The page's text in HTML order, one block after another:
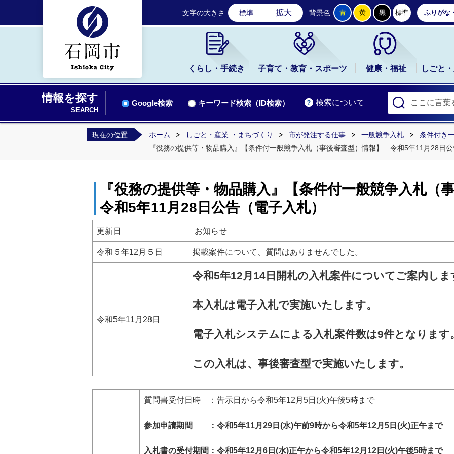
石岡市公式ホームページ
文字の大きさ 標準 拡大 背景色 青 黄 黒 標準 ふりがな
くらし・手続き 子育て・教育・スポーツ 健康・福祉 しごと
情報を探す
SEARCH
検索について
Google検索 キーワード検索（ID検索）
現在の位置 ホーム しごと・産業 ・まちづくり 市が発注する仕事 一般競争入札
条件付き
『役務の提供等・物品購入』【条件付一般競争入札（事後審査型）情報】 令和5年11月28日
『役務の提供等・物品購入』【条件付一般競争入札
令和5年11月28日公告（電子入札）
更新日 お知らせ
令和５年12月５日 掲載案件について、質問はありませんでした。
令和5年11月28日
令和5年12月14 日 開札の入札案件についてご案内しま
本入札は電子入札で実施いたします。
電子入札システムによる入札案件数は9件となります
この入札は、事後審査型で実施いたします。
質問書受付日時 ：告示日から令和5年12月5日(火)午後5時まで
参加申請期間 ：令和5年11月29日(水)午前9時から令和5年12月5日(火)正午まで
入札書の受付期間：令和5年12月6日(水)正午から令和5年12月12日(火)午後5時まで